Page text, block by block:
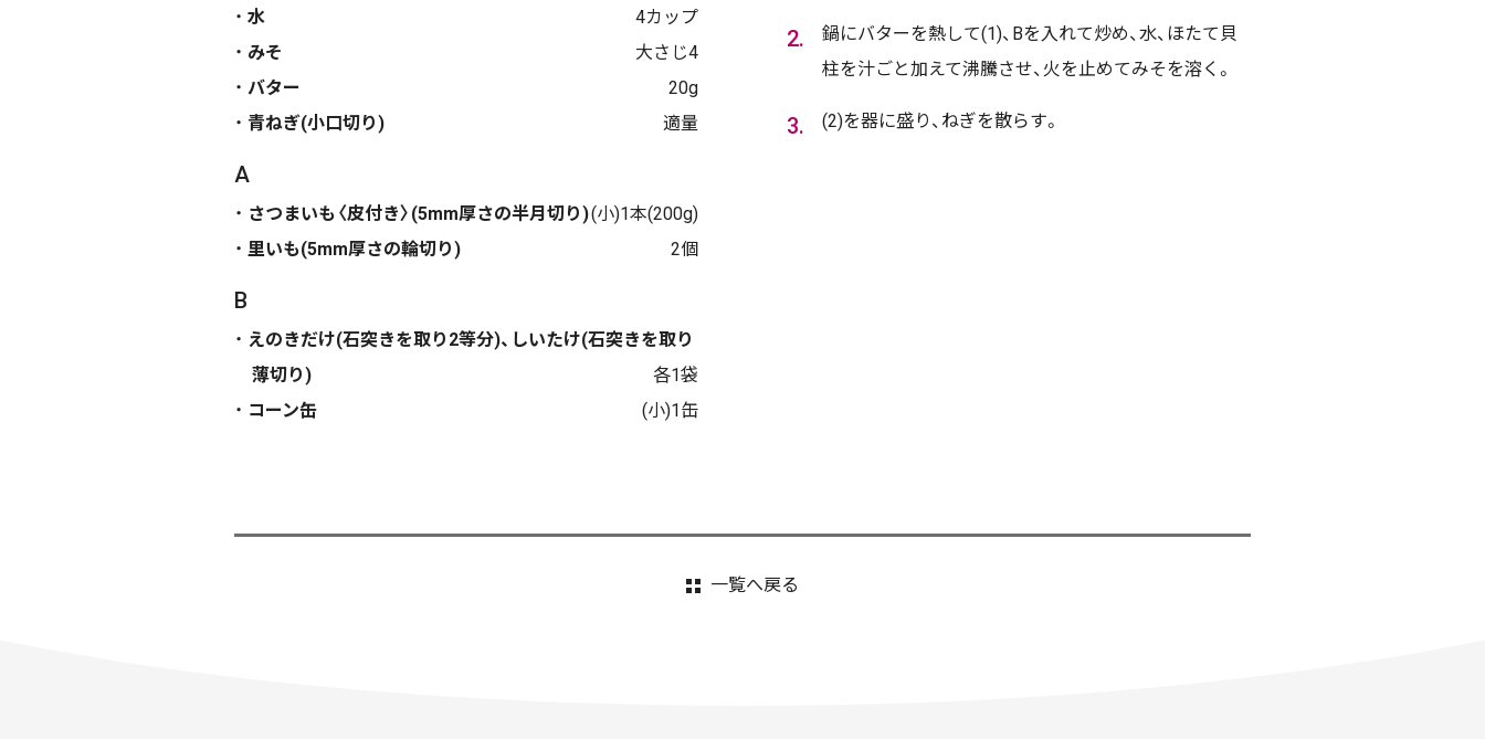
水
4カップ
みそ
大さじ4
バター
20g
青ねぎ(小口切り)
適量
A
さつまいも〈皮付き〉(5mm厚さの半月切り)(小)1本(200g)
里いも(5mm厚さの輪切り)
2個
B
えのきだけ(石突きを取り2等分)、しいたけ(石突きを取り
薄切り)
各1袋
コーン缶
(小)1缶
鍋にバターを熱して(1)、Bを入れて炒め、水、ほたて貝
柱を汁ごと加えて沸騰させ、火を止めてみそを溶く。
(2)を器に盛り、ねぎを散らす。
一覧へ戻る